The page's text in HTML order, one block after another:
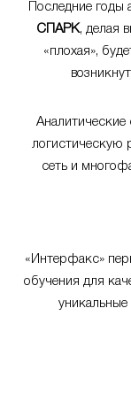
Последние
СПАРК, делая
«плохая»,
логистическую
сеть и
«Интерфакс»
обучения для
уникальные